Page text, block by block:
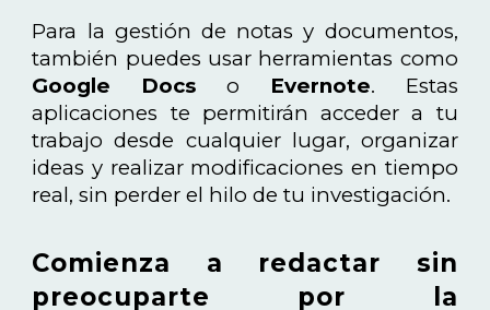
Para la gestión de notas y documentos,
también puedes usar herramientas como
Google Docs o Evernote. Estas
aplicaciones te permitirán acceder a tu
trabajo desde cualquier lugar, organizar
ideas y realizar modificaciones en tiempo
real, sin perder el hilo de tu investigación.
Comienza a redactar sin
preocuparte por la